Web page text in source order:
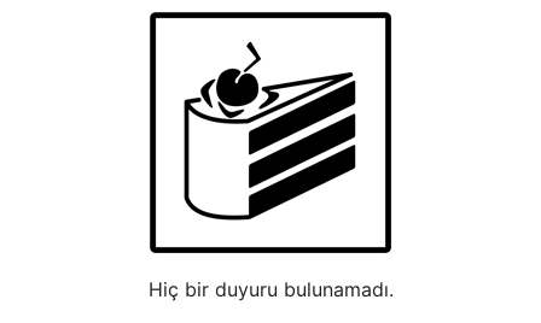
Hiç bir duyuru bulunamadı.